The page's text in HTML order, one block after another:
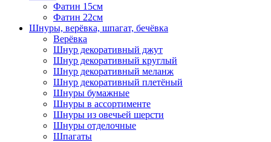
Фатин 15см
Фатин 22см
Шнуры, верёвка, шпагат, бечёвка
Верёвка
Шнур декоративный джут
Шнур декоративный круглый
Шнур декоративный меланж
Шнур декоративный плетёный
Шнуры бумажные
Шнуры в ассортименте
Шнуры из овечьей шерсти
Шнуры отделочные
Шпагаты